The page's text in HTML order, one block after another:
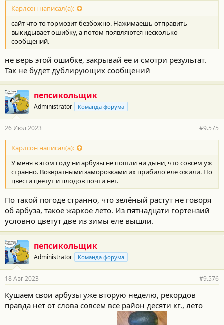
Карлсон написал(а):
сайт что то тормозит безбожно. Нажимаешь отправить
выкидывает ошибку, а потом появляются несколько
сообщений.
не верь этой ошибке, закрывай ее и смотри результат.
Так не будет дублирующих сообщений
пепсикольщик
Administrator Команда форума
26 Июл 2023 #9.575
Карлсон написал(а):
У меня в этом году ни арбузы не пошли ни дыни, что совсем уж
странно. Возвратными заморозками их прибило еле ожили. Но
цвести цветут и плодов почти нет.
По такой погоде странно, что зелёный растут не говоря
об арбуза, такое жаркое лето. Из пятнадцати гортензий
условно цветут две из зимы еле вышли.
пепсикольщик
Administrator Команда форума
18 Авг 2023 #9.576
Кушаем свои арбузы уже вторую неделю, рекордов
правда нет от слова совсем все район десяти кг., лето